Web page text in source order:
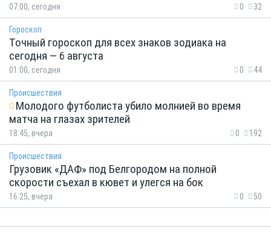
07:00, сегодня 0 32
Гороскоп
Точный гороскоп для всех знаков зодиака на
сегодня — 6 августа
01:00, сегодня 0 44
Происшествия
Молодого футболиста убило молнией во время
матча на глазах зрителей
18:45, вчера 0 192
Происшествия
Грузовик «ДАФ» под Белгородом на полной
скорости съехал в кювет и улегся на бок
16:25, вчера 0 50